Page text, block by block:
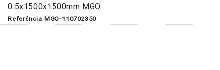
0.5x1500x1500mm MGO
Referência MGO-110702350